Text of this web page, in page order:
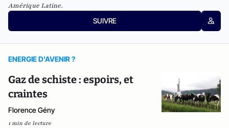
Amérique Latine.
SUIVRE
ENERGIE D'AVENIR ?
Gaz de schiste : espoirs, et
craintes
Florence Gény
1 min de lecture